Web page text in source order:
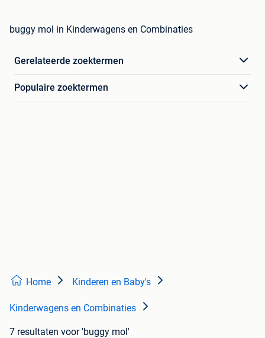
buggy mol in Kinderwagens en Combinaties
Gerelateerde zoektermen
Populaire zoektermen
Home Kinderen en Baby's
Kinderwagens en Combinaties
7 resultaten voor 'buggy mol'